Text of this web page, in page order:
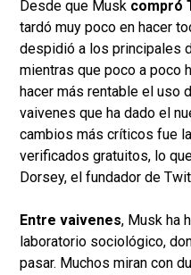
Desde que Musk compró
tardó muy poco en hacer
despidió a los principales
mientras que poco a poco
hacer más rentable el uso
vaivenes que ha dado el
cambios más críticos fue
verificados gratuitos, lo
Dorsey, el fundador de
Entre vaivenes, Musk ha
laboratorio sociológico,
pasar. Muchos miran con